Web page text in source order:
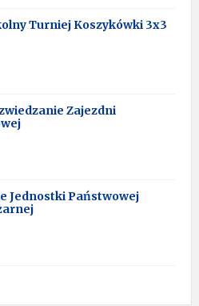
Turniej Koszykówki 3x3
Zajezdni
Jednostki Państwowej